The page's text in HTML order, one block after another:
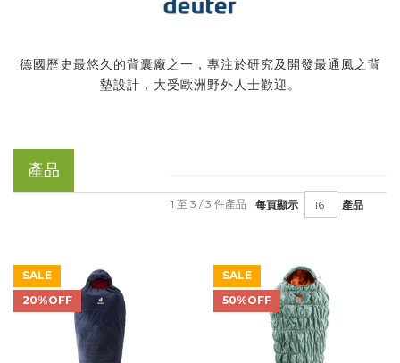
德國歷史最悠久的背囊廠之一，專注於研究及開發最通風之背
墊設計，大受歐洲野外人士歡迎。
產品
每頁顯示 產品
1 至 3 / 3 件產品
SALE
20%OFF
SALE
50%OFF